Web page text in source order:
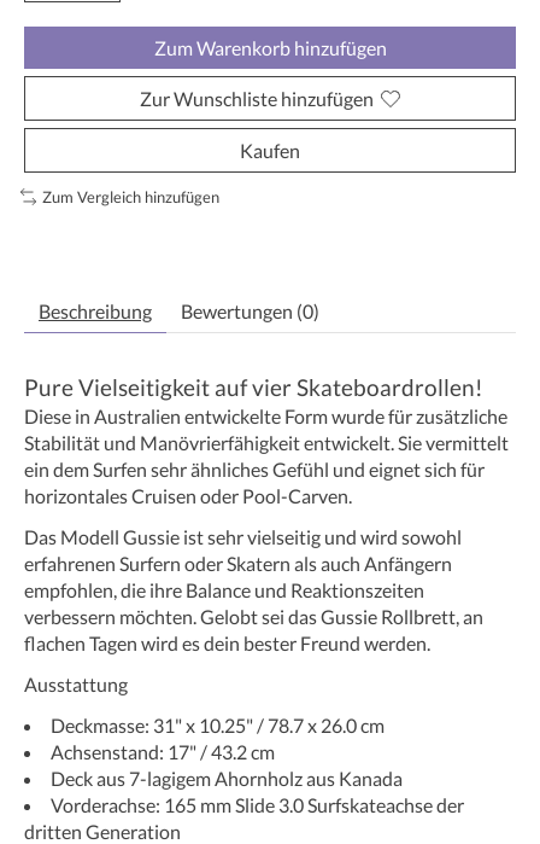
Zum Warenkorb hinzufügen
Zur Wunschliste hinzufügen
Kaufen
Zum Vergleich hinzufügen
Beschreibung Bewertungen (0)
Pure Vielseitigkeit auf vier Skateboardrollen!
Diese in Australien entwickelte Form wurde für zusätzliche
Stabilität und Manövrierfähigkeit entwickelt. Sie vermittelt
ein dem Surfen sehr ähnliches Gefühl und eignet sich für
horizontales Cruisen oder Pool-Carven.
Das Modell Gussie ist sehr vielseitig und wird sowohl
erfahrenen Surfern oder Skatern als auch Anfängern
empfohlen, die ihre Balance und Reaktionszeiten
verbessern möchten. Gelobt sei das Gussie Rollbrett, an
flachen Tagen wird es dein bester Freund werden.
Ausstattung
Deckmasse: 31" x 10.25" / 78.7 x 26.0 cm
Achsenstand: 17" / 43.2 cm
Deck aus 7-lagigem Ahornholz aus Kanada
Vorderachse: 165 mm Slide 3.0 Surfskateachse der
dritten Generation